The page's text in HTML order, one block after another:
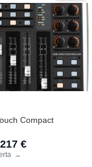
Compact
217 €
→